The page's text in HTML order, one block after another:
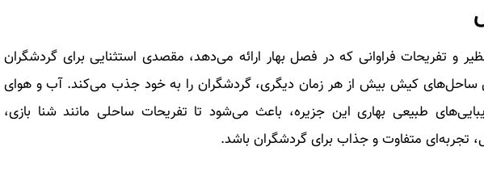
و تفریحات فراوانی که در فصل بهار ارائه می‌دهد، مقصدی استثنایی برای گردشگران
ساحل‌های کیش بیش از هر زمان دیگری، گردشگران را به خود جذب می‌کند. آب و هوای
طبیعی بهاری این جزیره، باعث می‌شود تا تفریحات ساحلی مانند شنا بازی،
تجربه‌ای متفاوت و جذاب برای گردشگران باشد.